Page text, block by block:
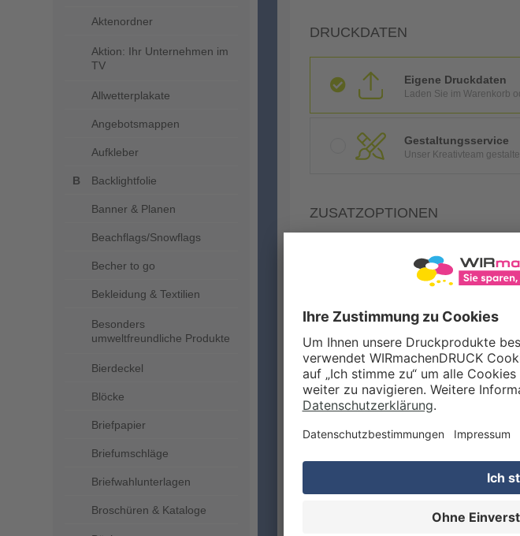
Aktenordner
Aktion: Ihr Unternehmen im
TV
Allwetterplakate
Angebotsmappen
Aufkleber
Backlightfolie
Banner & Planen
Beachflags/Snowflags
Becher to go
Bekleidung & Textilien
Besonders
umweltfreundliche Produkte
Bierdeckel
Blöcke
Briefpapier
Briefumschläge
Briefwahlunterlagen
Broschüren & Kataloge
DRUCKDATEN
Eigene Druckdaten
Laden Sie im Warenkorb
Gestaltungsservice
Unser Kreativteam
ZUSATZOPTIONEN
Qualitätskontrolle (von
Konvertierung Ihrer Daten
MEHRWERTSTEUERSATZ